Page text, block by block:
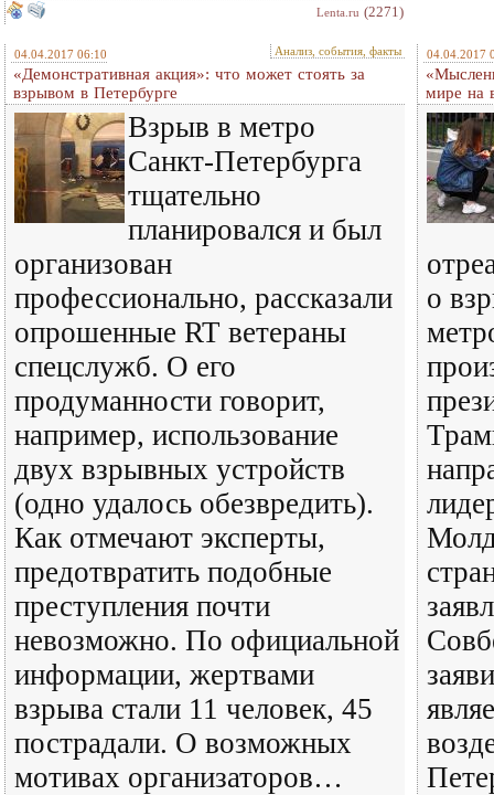
Lenta.ru (2271)
04.04.2017 06:10 Анализ, события, факты
«Демонстративная акция»: что может стоять за
взрывом в Петербурге
Взрыв в метро
Санкт-Петербурга
тщательно
планировался и был
организован
профессионально, рассказали
опрошенные RT ветераны
спецслужб. О его
продуманности говорит,
например, использование
двух взрывных устройств
(одно удалось обезвредить).
Как отмечают эксперты,
предотвратить подобные
преступления почти
невозможно. По официальной
информации, жертвами
взрыва стали 11 человек, 45
пострадали. О возможных
мотивах организаторов…
04.04.2017
мире на
о